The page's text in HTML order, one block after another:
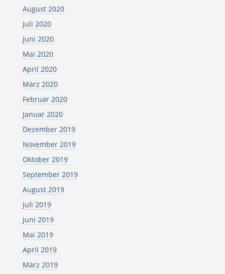
August 2020
Juli 2020
Juni 2020
Mai 2020
April 2020
März 2020
Februar 2020
Januar 2020
Dezember 2019
November 2019
Oktober 2019
September 2019
August 2019
Juli 2019
Juni 2019
Mai 2019
April 2019
März 2019